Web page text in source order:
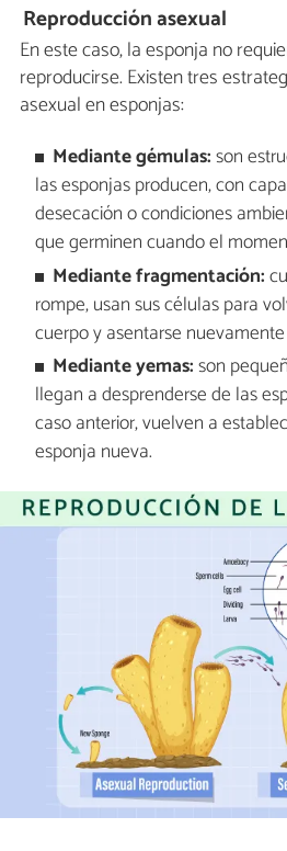
Reproducción asexual
En este caso, la esponja no
reproducirse. Existen tres
asexual en esponjas:
Mediante gémulas:son
las esponjas producen, con
desecación o condiciones
que germinen cuando el
Mediante fragmentación:
rompe, usan sus células para
cuerpo y asentarse
Mediante yemas:son
llegan a desprenderse de las
caso anterior, vuelven a
esponja nueva.